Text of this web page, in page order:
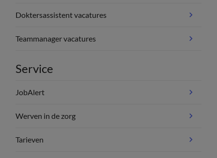
Doktersassistent vacatures
Teammanager vacatures
Service
JobAlert
Werven in de zorg
Tarieven